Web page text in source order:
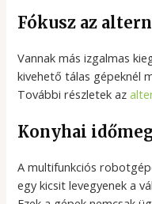
Fókusz az
Vannak más izgalmas
kivehető tálas gépeknél
További részletek az
Konyhai
A multifunkciós
egy kicsit levegyenek a